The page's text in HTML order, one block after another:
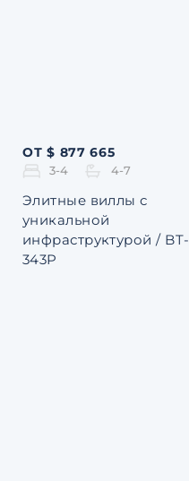
ОТ $ 877 665
3-4 4-7
Элитные виллы с
уникальной
инфраструктурой / BT-
343P